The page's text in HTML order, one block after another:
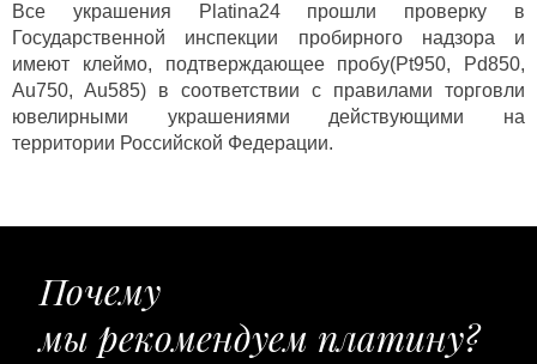
Все украшения Platina24 прошли проверку в
Государственной инспекции пробирного надзора и
имеют клеймо, подтверждающее пробу(Pt950, Pd850,
Au750, Au585) в соответствии с правилами торговли
ювелирными украшениями действующими на
территории Российской Федерации.
Почему
мы рекомендуем платину?